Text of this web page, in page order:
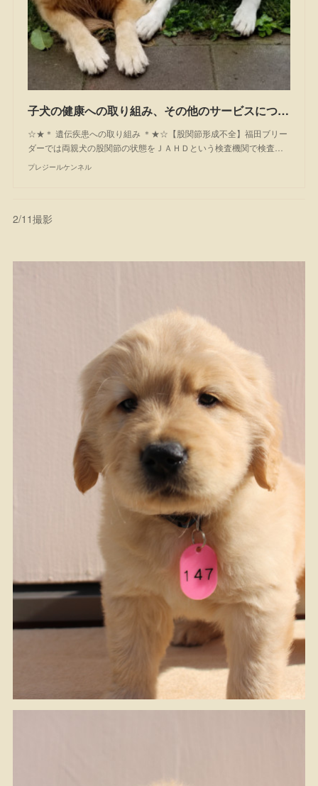
子犬の健康への取り組み、その他のサービスについて
☆★＊ 遺伝疾患への取り組み ＊★☆【股関節形成不全】福田ブリー
ダーでは両親犬の股関節の状態をＪＡＨＤという検査機関で検査…
プレジールケンネル
2/11撮影